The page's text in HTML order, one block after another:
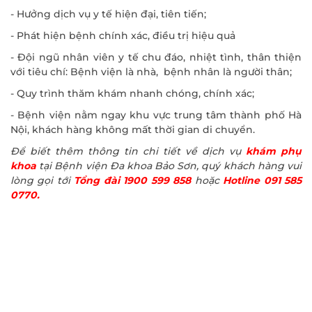
- Hưởng dịch vụ y tế hiện đại, tiên tiến;
- Phát hiện bệnh chính xác, điều trị hiệu quả
- Đội ngũ nhân viên y tế chu đáo, nhiệt tình, thân thiện
với tiêu chí: Bệnh viện là nhà, bệnh nhân là người thân;
- Quy trình thăm khám nhanh chóng, chính xác;
- Bệnh viện nằm ngay khu vực trung tâm thành phố Hà
Nội, khách hàng không mất thời gian di chuyển.
Để biết thêm thông tin chi tiết về dịch vụ khám phụ
khoa tại Bệnh viện Đa khoa Bảo Sơn, quý khách hàng vui
lòng gọi tới Tổng đài 1900 599 858 hoặc Hotline 091 585
0770.